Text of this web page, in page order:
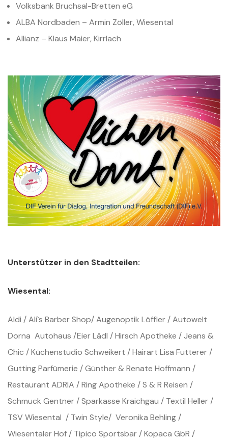
Volksbank Bruchsal-Bretten eG
ALBA Nordbaden – Armin Zöller, Wiesental
Allianz – Klaus Maier, Kirrlach
Unterstützer in den Stadtteilen:
Wiesental:
Aldi / Ali`s Barber Shop/ Augenoptik Löffler / Autowelt
Dorna Autohaus /Eier Lädl / Hirsch Apotheke / Jeans &
Chic / Küchenstudio Schweikert / Hairart Lisa Futterer /
Gutting Parfümerie / Günther & Renate Hoffmann /
Restaurant ADRIA / Ring Apotheke / S & R Reisen /
Schmuck Gentner / Sparkasse Kraichgau / Textil Heller /
TSV Wiesental / Twin Style/ Veronika Behling /
Wiesentaler Hof / Tipico Sportsbar / Kopaca GbR /